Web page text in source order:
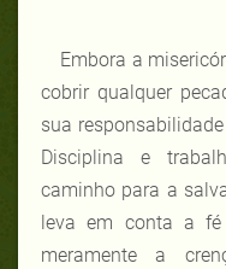
Embora a
cobrir qualquer
sua
Disciplina e
caminho para a
leva em conta a fé
meramente a